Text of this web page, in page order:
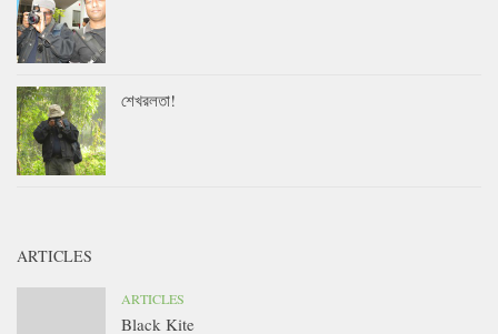
শেখরলতা!
ARTICLES
ARTICLES
Black Kite